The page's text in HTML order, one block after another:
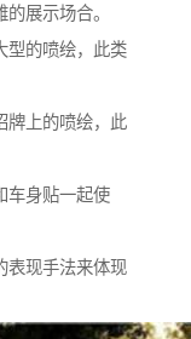
展示场合。
型的喷绘，此类
牌上的喷绘，此
车身贴一起使
表现手法来体现